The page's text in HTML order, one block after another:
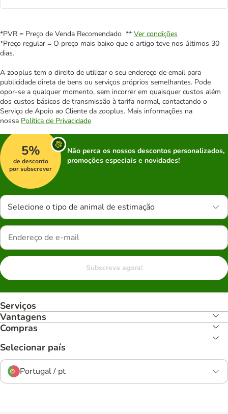
*PVR = Preço de Venda Recomendado ** Ver condições
*Preço regular = O preço mais baixo que o artigo teve nos últimos 30
dias.
A zooplus tem o direito de utilizar o seu endereço de email para
publicidade direta de bens ou serviços próprios semelhantes. Pode
opor-se a qualquer momento, sem incorrer em quaisquer custos além
dos custos básicos de transmissão à tarifa normal, contactando o
Serviço de Apoio ao Cliente da zooplus. Mais informações na
nossa Política de Privacidade
5%
de desconto
por subscrever
Não perca os nossos descontos personalizados,
promoções especiais e novidades!
Selecione o tipo de animal de estimação
Subscreva agora!
Serviços
Vantagens
Compras
Selecionar país
Portugal / pt